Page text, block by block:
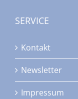
SERVICE
Kontakt
Newsletter
Impressum